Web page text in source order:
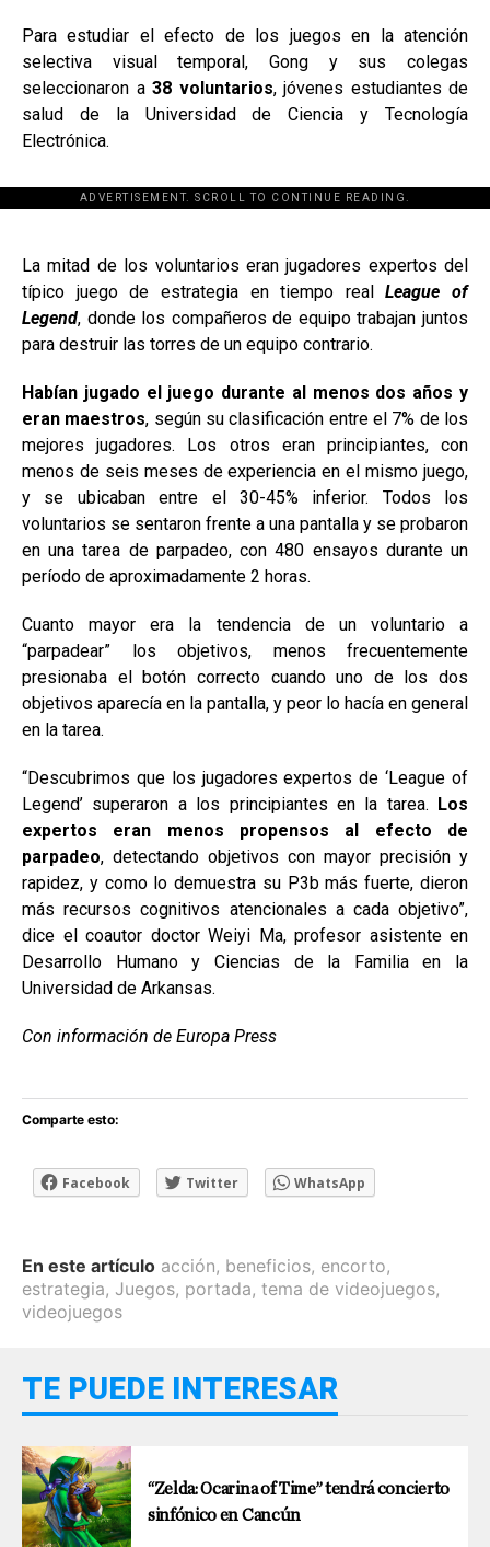
Para estudiar el efecto de los juegos en la atención
selectiva visual temporal, Gong y sus colegas
seleccionaron a 38 voluntarios, jóvenes estudiantes de
salud de la Universidad de Ciencia y Tecnología
Electrónica.
ADVERTISEMENT. SCROLL TO CONTINUE READING.
[adsforwp id="243463"]
La mitad de los voluntarios eran jugadores expertos del
típico juego de estrategia en tiempo realLeague of
Legend, donde los compañeros de equipo trabajan juntos
para destruir las torres de un equipo contrario.
Habían jugado el juego durante al menos dos años y
eran maestros, según su clasificación entre el 7% de los
mejores jugadores. Los otros eran principiantes, con
menos de seis meses de experiencia en el mismo juego,
y se ubicaban entre el 30-45% inferior. Todos los
voluntarios se sentaron frente a una pantalla y se probaron
en una tarea de parpadeo, con 480 ensayos durante un
período de aproximadamente 2 horas.
Cuanto mayor era la tendencia de un voluntario a
“parpadear” los objetivos, menos frecuentemente
presionaba el botón correcto cuando uno de los dos
objetivos aparecía en la pantalla, y peor lo hacía en general
en la tarea.
“Descubrimos que los jugadores expertos de ‘League of
Legend’ superaron a los principiantes en la tarea. Los
expertos eran menos propensos al efecto de
parpadeo, detectando objetivos con mayor precisión y
rapidez, y como lo demuestra su P3b más fuerte, dieron
más recursos cognitivos atencionales a cada objetivo”,
dice el coautor doctor Weiyi Ma, profesor asistente en
Desarrollo Humano y Ciencias de la Familia en la
Universidad de Arkansas.
Con información de Europa Press
Comparte esto:
Facebook Twitter WhatsApp
En este artículo acción, beneficios, encorto,
estrategia, Juegos, portada, tema de videojuegos,
videojuegos
TE PUEDE INTERESAR
“Zelda: Ocarina of Time” tendrá concierto
sinfónico en Cancún